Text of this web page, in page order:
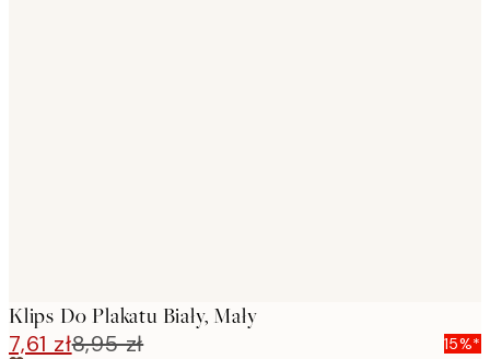
Klips Do Plakatu Biały, Mały
7,61 zł8,95 zł
15%*